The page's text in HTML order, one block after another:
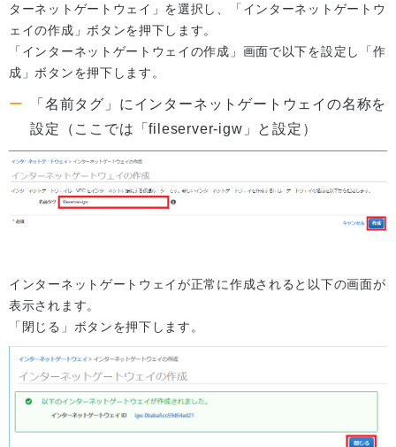
ターネットゲートウェイ」を選択し、「インターネットゲートウ
ェイの作成」ボタンを押下します。
「インターネットゲートウェイの作成」画面で以下を設定し「作
成」ボタンを押下します。
「名前タグ」にインターネットゲートウェイの名称を
設定（ここでは「fileserver-igw」と設定）
インターネットゲートウェイが正常に作成されると以下の画面が
表示されます。
「閉じる」ボタンを押下します。